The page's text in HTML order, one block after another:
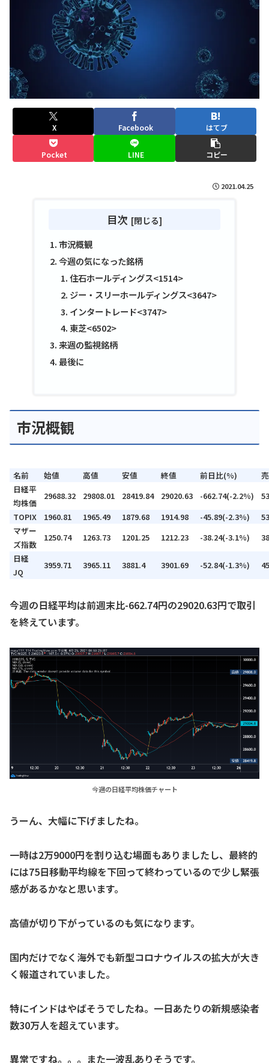
X Facebook はてブ
Pocket LINE コピー
2021.04.25
目次
市況概観
今週の気になった銘柄
住石ホールディングス<1514>
ジー・スリーホールディングス<3647>
インタートレード<3747>
東芝<6502>
来週の監視銘柄
最後に
市況概観
名前 始値 高値 安値 終値 前日比(%)
日経平
均株価
29688.32 29808.01 28419.84 29020.63 -662.74(-2.2%)
TOPIX
1960.81 1965.49 1879.68 1914.98 -45.89(-2.3%)
マザー
ズ指数
1250.74 1263.73 1201.25 1212.23 -38.24(-3.1%)
日経
JQ
3959.71 3965.11 3881.4 3901.69 -52.84(-1.3%)
今週の日経平均は前週末比-662.74円の29020.63円で取引
を終えています。
今週の日経平均株価チャート
うーん、大幅に下げましたね。
一時は2万9000円を割り込む場面もありましたし、最終的
には75日移動平均線を下回って終わっているので少し緊張
感があるかなと思います。
高値が切り下がっているのも気になります。
国内だけでなく海外でも新型コロナウイルスの拡大が大き
く報道されていました。
特にインドはやばそうでしたね。一日あたりの新規感染者
数30万人を超えています。
異常ですね。。。また一波乱ありそうです。